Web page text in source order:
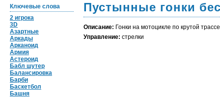
Ключевые слова
2 игрока
3D
Азартные
Аркады
Арканоид
Армия
Астероид
Бабл шутер
Балансировка
Барби
Баскетбол
Башня
Пустынные гонки
Описание: Гонки на мотоцикле по крутой
Управление: стрелки